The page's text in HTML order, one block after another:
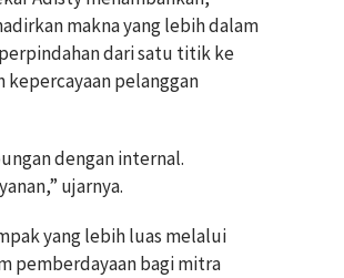
makna yang lebih dalam
dari satu titik ke
pelanggan
dengan internal.
ujarnya.
yang lebih luas melalui
pemberdayaan bagi mitra